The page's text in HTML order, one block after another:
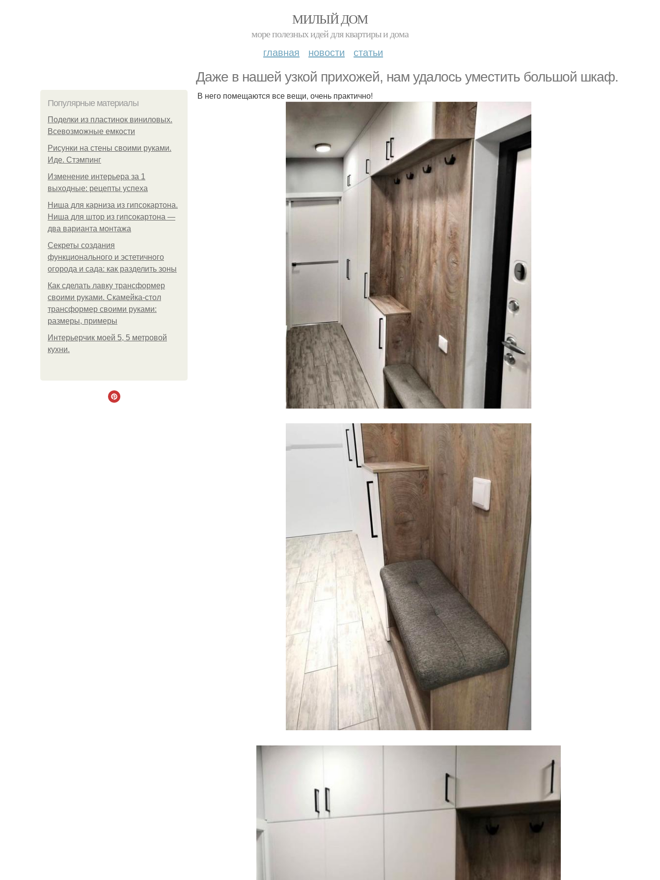
МИЛЫЙ ДОМ
море полезных идей для квартиры и дома
главная новости статьи
Даже в нашей узкой прихожей, нам удалось уместить большой шкаф.
Популярные материалы
Поделки из пластинок виниловых.
Всевозможные емкости
Рисунки на стены своими руками.
Иде. Стэмпинг
Изменение интерьера за 1
выходные: рецепты успеха
Ниша для карниза из гипсокартона.
Ниша для штор из гипсокартона —
два варианта монтажа
Секреты создания
функционального и эстетичного
огорода и сада: как разделить зоны
Как сделать лавку трансформер
своими руками. Скамейка-стол
трансформер своими руками:
размеры, примеры
Интерьерчик моей 5, 5 метровой
кухни.
В него помещаются все вещи, очень практично!